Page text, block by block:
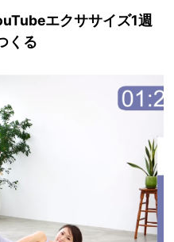
エクササイズ1週
くる